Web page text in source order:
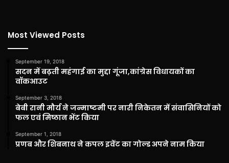
Most Viewed Posts
September 19, 2018
सदन में बढ़ती महंगाई का मुद्दा गूंजा,कांग्रेस विधायकों का
वॉकआउट
September 3, 2018
बेबी रानी मौर्य ने जन्माष्टमी पर नारी निकेतन में संवासिनियों को
फल एवं मिष्ठान भेंट किया
September 1, 2018
प्रणब और शिबनाथ ने कपल इवेंट का गोल्ड अपने नाम किया